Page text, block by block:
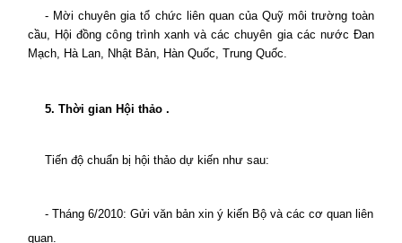
- Mời chuyên gia tổ chức liên quan của Quỹ môi trường toàn
cầu, Hội đồng công trình xanh và các chuyên gia các nước Đan
Mạch, Hà Lan, Nhật Bản, Hàn Quốc, Trung Quốc.
5. Thời gian Hội thảo .
Tiến độ chuẩn bị hội thảo dự kiến như sau:
- Tháng 6/2010: Gửi văn bản xin ý kiến Bộ và các cơ quan liên
quan.